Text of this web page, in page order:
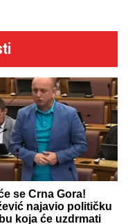
se Crna Gora!
najavio političku
koja će uzdrmati